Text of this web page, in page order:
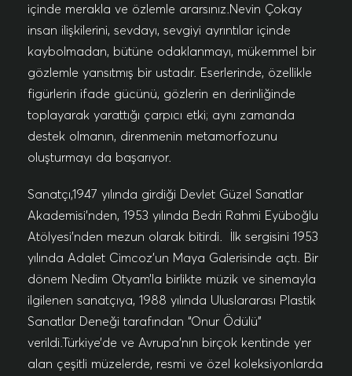
içinde merakla ve özlemle ararsınız.Nevin Çokay
insan ilişkilerini, sevdayı, sevgiyi ayrıntılar içinde
kaybolmadan, bütüne odaklanmayı, mükemmel bir
gözlemle yansıtmış bir ustadır. Eserlerinde, özellikle
figürlerin ifade gücünü, gözlerin en derinliğinde
toplayarak yarattığı çarpıcı etki; aynı zamanda
destek olmanın, direnmenin metamorfozunu
oluşturmayı da başarıyor.
Sanatçı,1947 yılında girdiği Devlet Güzel Sanatlar
Akademisi’nden, 1953 yılında Bedri Rahmi Eyüboğlu
Atölyesi’nden mezun olarak bitirdi. İlk sergisini 1953
yılında Adalet Cimcoz’un Maya Galerisinde açtı. Bir
dönem Nedim Otyam’la birlikte müzik ve sinemayla
ilgilenen sanatçıya, 1988 yılında Uluslararası Plastik
Sanatlar Deneği tarafından “Onur Ödülü”
verildi.Türkiye’de ve Avrupa’nın birçok kentinde yer
alan çeşitli müzelerde, resmi ve özel koleksiyonlarda